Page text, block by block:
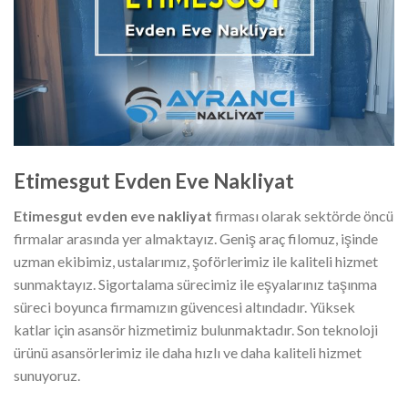
Etimesgut Evden Eve Nakliyat
Etimesgut evden eve nakliyat firması olarak sektörde öncü
firmalar arasında yer almaktayız. Geniş araç filomuz, işinde
uzman ekibimiz, ustalarımız, şoförlerimiz ile kaliteli hizmet
sunmaktayız. Sigortalama sürecimiz ile eşyalarınız taşınma
süreci boyunca firmamızın güvencesi altındadır. Yüksek
katlar için asansör hizmetimiz bulunmaktadır. Son teknoloji
ürünü asansörlerimiz ile daha hızlı ve daha kaliteli hizmet
sunuyoruz.